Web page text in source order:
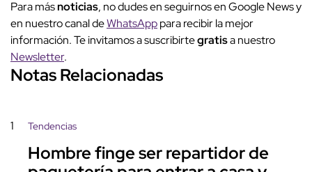
Para másnoticias, no dudes en seguirnos en Google News y
en nuestro canal deWhatsApppara recibir la mejor
información. Te invitamos a suscribirtegratisa nuestro
Newsletter.
Notas Relacionadas
1 Tendencias
Hombre finge ser repartidor de